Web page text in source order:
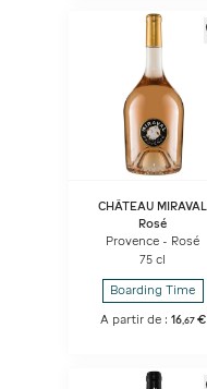
CHÂTEAU MIRAVAL
Rosé
Provence - Rosé
75 cl
Boarding Time
A partir de : 16,67 €